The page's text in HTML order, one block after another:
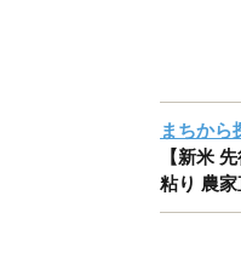
まちから
【新米
粘り 農